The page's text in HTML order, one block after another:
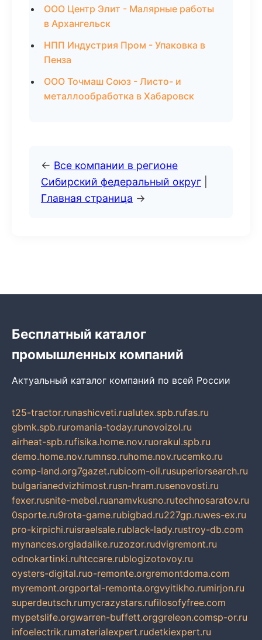
ООО Центр Элит - Малярные работы
в Архангельск
НПП Индустрия Пром - Упаковка в
Пенза
ООО Точмаш Союз - Листо- и
металлообработка в Хабаровск
← Все компании в регионе
Сибирский федеральный округ
Главная страница →
Бесплатный каталог
промышленных компаний
Актуальный каталог компаний по всей России
t25-tractor.runashicveti.rualutex.spb.rufas.ru
gbmk.spb.ruromania-today.runovoizol.ru
airheat-spb.rufisika.home.nov.ruorakul.spb.ru
demo.home.nov.rumnso.ruhome.nov.rucemko.ru
comp-land.org7gazet.rubicom-oil.rusuperiorsearch.ru
bulgarianedvizhimost.rusn-hram.rusenovosti.ru
fexer.rusnite-mebel.ruanamvkusno.rutechnosaratov.ru
0sporte.ru9rota-game.rubigbad.ru227gp.ruwes-ex.ru
pro-kirpichi.ruisraelsale.rublack-lady.rustroy-db.com
mynances.orgladalike.ruzozor.rudvigremont.ru
odnokartinki.ruhtccare.rublogizotovoy.ru
oysters-digital.ruo-remonte.orgremontdoma.com
myremont.orgportal-remonta.orgvyitikho.rumirjon.ru
superdeutsch.rumycrazystars.rufilosofyfree.com
mypetslife.orgwarren-buffett.orggreleon.comsp-or.ru
infoelectrik.rumaterialexpert.rudetkiexpert.ru